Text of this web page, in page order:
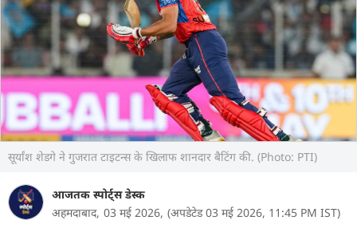
सूर्यांश शेडगे ने गुजरात टाइटन्स के खिलाफ शानदार बैटिंग की. (Photo: PTI)
आजतक स्पोर्ट्स डेस्क
अहमदाबाद, 03 मई 2026, (अपडेटेड 03 मई 2026, 11:45 PM IST)